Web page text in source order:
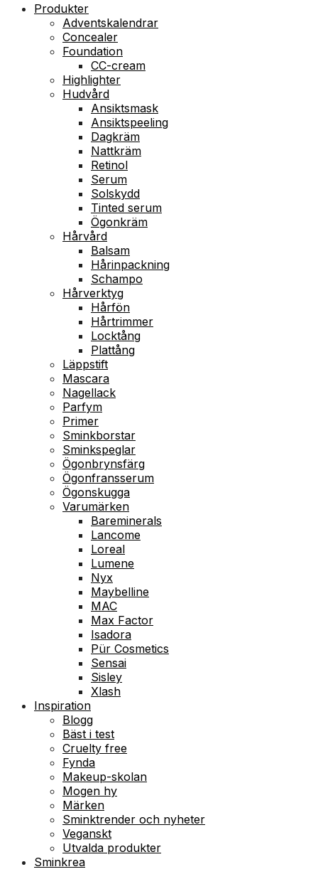
Produkter
Adventskalendrar
Concealer
Foundation
CC-cream
Highlighter
Hudvård
Ansiktsmask
Ansiktspeeling
Dagkräm
Nattkräm
Retinol
Serum
Solskydd
Tinted serum
Ögonkräm
Hårvård
Balsam
Hårinpackning
Schampo
Hårverktyg
Hårfön
Hårtrimmer
Locktång
Plattång
Läppstift
Mascara
Nagellack
Parfym
Primer
Sminkborstar
Sminkspeglar
Ögonbrynsfärg
Ögonfransserum
Ögonskugga
Varumärken
Bareminerals
Lancome
Loreal
Lumene
Nyx
Maybelline
MAC
Max Factor
Isadora
Pür Cosmetics
Sensai
Sisley
Xlash
Inspiration
Blogg
Bäst i test
Cruelty free
Fynda
Makeup-skolan
Mogen hy
Märken
Sminktrender och nyheter
Veganskt
Utvalda produkter
Sminkrea